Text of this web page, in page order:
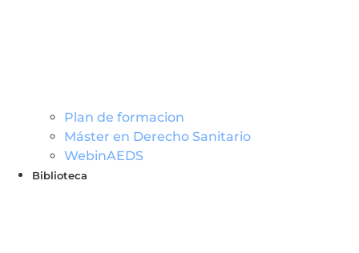
Plan de formacion
Máster en Derecho Sanitario
WebinAEDS
Biblioteca